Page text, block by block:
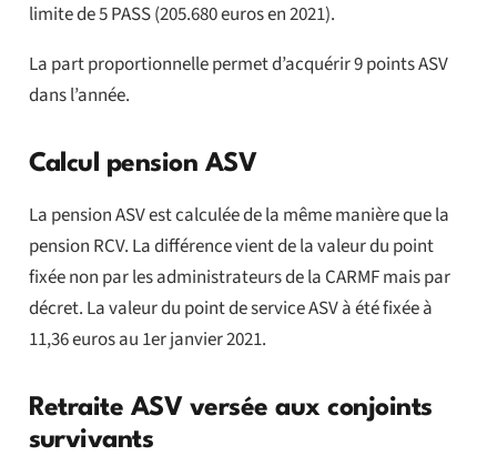
limite de 5 PASS (205.680 euros en 2021).
La part proportionnelle permet d’acquérir 9 points ASV
dans l’année.
Calcul pension ASV
La pension ASV est calculée de la même manière que la
pension RCV. La différence vient de la valeur du point
fixée non par les administrateurs de la CARMF mais par
décret. La valeur du point de service ASV à été fixée à
11,36 euros au 1er janvier 2021.
Retraite ASV versée aux conjoints
survivants